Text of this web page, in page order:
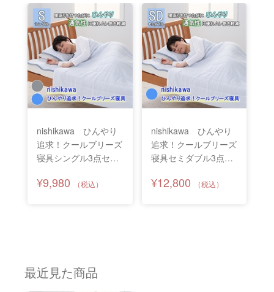
nishikawa ひんやり
追求！クールブリーズ
寝具シングル3点セッ
¥9,980
nishikawa ひんやり
追求！クールブリーズ
寝具セミダブル3点セ
¥12,800
最近見た商品